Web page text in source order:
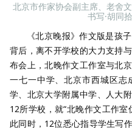
北京市作家协会副主席、老舍
书写·胡同
《北京晚报》作文版是孩
背后，离不开学校的大力支持
布会上，北晚作文工作室与北
一七一中学、北京市西城区志
学、北京大学附属中学、人大
12所学校，就“北晚作文工作
此同时，12位悉心指导学生写